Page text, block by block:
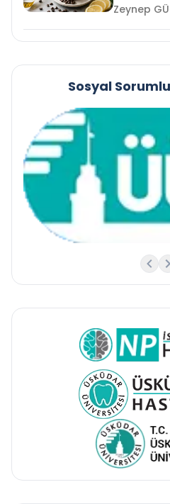
Sosyal